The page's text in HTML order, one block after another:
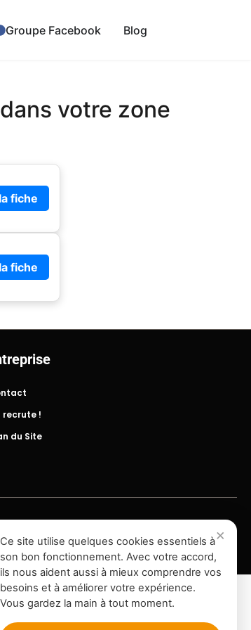
Groupe Facebook Blog
votre zone
fiche
fiche
recrute !
du Site
Ce site utilise quelques cookies essentiels à
son bon fonctionnement. Avec votre accord,
ils nous aident aussi à mieux comprendre vos
besoins et à améliorer votre expérience.
Vous gardez la main à tout moment.